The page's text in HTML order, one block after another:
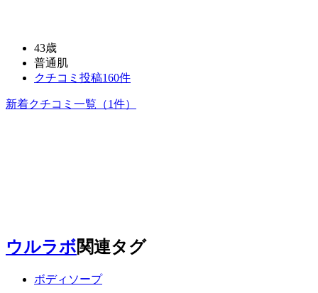
43歳
普通肌
クチコミ投稿160件
新着クチコミ一覧 （1件）
ウルラボ関連タグ
ボディソープ